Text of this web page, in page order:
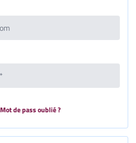
Mot de pass oublié ?